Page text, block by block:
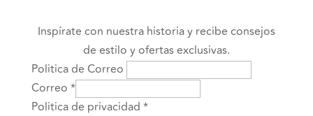
Inspírate con nuestra historia y recibe consejos
de estilo y ofertas exclusivas.
Politica de Correo
Correo *
Politica de privacidad *